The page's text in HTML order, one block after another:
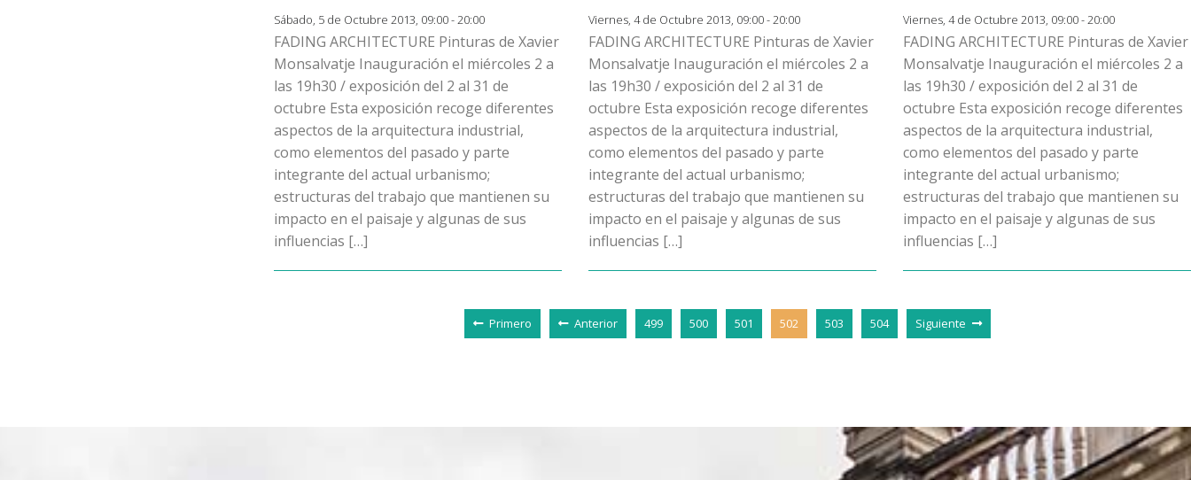
Sábado, 5 de Octubre 2013, 09:00 - 20:00
FADING ARCHITECTURE Pinturas de Xavier
Monsalvatje Inauguración el miércoles 2 a
las 19h30 / exposición del 2 al 31 de
octubre Esta exposición recoge diferentes
aspectos de la arquitectura industrial,
como elementos del pasado y parte
integrante del actual urbanismo;
estructuras del trabajo que mantienen su
impacto en el paisaje y algunas de sus
influencias […]
Viernes, 4 de Octubre 2013, 09:00 - 20:00
FADING ARCHITECTURE Pinturas de Xavier
Monsalvatje Inauguración el miércoles 2 a
las 19h30 / exposición del 2 al 31 de
octubre Esta exposición recoge diferentes
aspectos de la arquitectura industrial,
como elementos del pasado y parte
integrante del actual urbanismo;
estructuras del trabajo que mantienen su
impacto en el paisaje y algunas de sus
influencias […]
Viernes, 4 de Octubre 2013, 09:00 - 20:00
FADING ARCHITECTURE Pinturas de Xavier
Monsalvatje Inauguración el miércoles 2 a
las 19h30 / exposición del 2 al 31 de
octubre Esta exposición recoge diferentes
aspectos de la arquitectura industrial,
como elementos del pasado y parte
integrante del actual urbanismo;
estructuras del trabajo que mantienen su
impacto en el paisaje y algunas de sus
influencias […]
Primero Anterior 499 500 501 502 503 504 Siguiente